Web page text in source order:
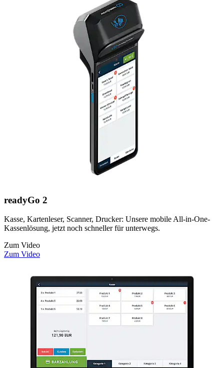
readyGo 2
Kasse, Kartenleser, Scanner, Drucker: Unsere mobile All-in-One-
Kassenlösung, jetzt noch schneller für unterwegs.
Zum Video
Zum Video